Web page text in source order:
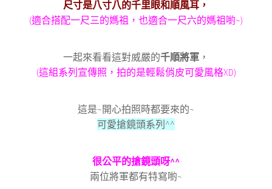
尺寸是八寸八的千里眼和順風耳，
(適合搭配一尺三的媽祖，也適合一尺六的媽祖喲~)
一起來看看這對威嚴的千順將軍 ，
(這組系列宣傳照，拍的是輕鬆俏皮可愛風格XD)
這是~開心拍照時都要來的~
可愛搶鏡頭系列^^
很公平的搶鏡頭呀^^
兩位將軍都有特寫喲~